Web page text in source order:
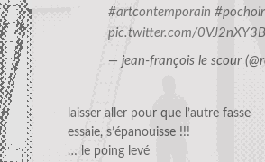
#artcontemporain #pochoir
pic.twitter.com/
— jean-françois le scour
laisser aller pour que l’autre fasse
essaie, s’épanouisse !!!
… le poing levé